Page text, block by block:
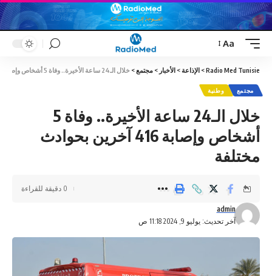
Font
Resizer
Aa
Radio Med Tunisie
> الإذاعة > الأخبار > مجتمع > خلال الـ24 ساعة الأخيرة.. وفاة 5 أشخاص وإصابة 416 آخرين بحوادث مختلفة
مجتمع وطنية
خلال الـ24 ساعة الأخيرة.. وفاة 5
أشخاص وإصابة 416 آخرين بحوادث
مختلفة
آخر تحديث: يوليو 9, 2024 11:18 ص
admin
0 دقيقة للقراءة